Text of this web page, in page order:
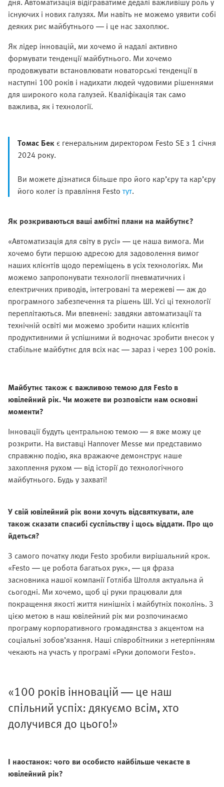
існуючих і нових галузях. Ми навіть не можемо уявити собі
деяких рис майбутнього — і це нас захоплює.
Як лідер інновацій, ми хочемо й надалі активно
формувати тенденції майбутнього. Ми хочемо
продовжувати встановлювати новаторські тенденції в
наступні 100 років і надихати людей чудовими рішеннями
для широкого кола галузей. Кваліфікація так само
важлива, як і технології.
Томас Бек є генеральним директором Festo SE з 1 січня
2024 року.
Ви можете дізнатися більше про його кар’єру та кар’єру
його колег із правління Festo тут.
Як розкриваються ваші амбітні плани на майбутнє?
«Автоматизація для світу в русі» — це наша вимога. Ми
хочемо бути першою адресою для задоволення вимог
наших клієнтів щодо переміщень в усіх технологіях. Ми
можемо запропонувати технології пневматичних і
електричних приводів, інтегровані та мережеві — аж до
програмного забезпечення та рішень ШІ. Усі ці технології
переплітаються. Ми впевнені: завдяки автоматизації та
технічній освіті ми можемо зробити наших клієнтів
продуктивними й успішними й водночас зробити внесок у
стабільне майбутнє для всіх нас — зараз і через 100 років.
Майбутнє також є важливою темою для Festo в
ювілейний рік. Чи можете ви розповісти нам основні
моменти?
Інновації будуть центральною темою — я вже можу це
розкрити. На виставці Hannover Messe ми представимо
справжню подію, яка вражаюче демонструє наше
захоплення рухом — від історії до технологічного
майбутнього. Будь у захваті!
У свій ювілейний рік вони хочуть відсвяткувати, але
також сказати спасибі суспільству і щось віддати. Про що
йдеться?
З самого початку люди Festo зробили вирішальний крок.
«Festo — це робота багатьох рук», — ця фраза
засновника нашої компанії Готліба Штолля актуальна й
сьогодні. Ми хочемо, щоб ці руки працювали для
покращення якості життя нинішніх і майбутніх поколінь. З
цією метою в наш ювілейний рік ми розпочинаємо
програму корпоративного громадянства з акцентом на
соціальні зобов’язання. Наші співробітники з нетерпінням
чекають на участь у програмі «Руки допомоги Festo».
«100 років інновацій — це наш
спільний успіх: дякуємо всім, хто
долучився до цього!»
І наостанок: чого ви особисто найбільше чекаєте в
ювілейний рік?